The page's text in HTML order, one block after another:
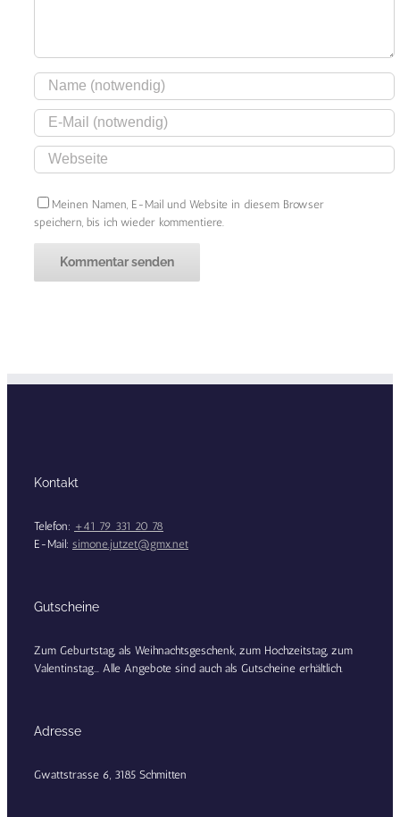
Meinen Namen, E-Mail und Website in diesem Browser
speichern, bis ich wieder kommentiere.
Kontakt
Telefon: +41 79 331 20 78
E-Mail: simone.jutzet@gmx.net
Gutscheine
Zum Geburtstag, als Weihnachtsgeschenk, zum Hochzeitstag, zum
Valentinstag... Alle Angebote sind auch als Gutscheine erhältlich.
Adresse
Gwattstrasse 6, 3185 Schmitten